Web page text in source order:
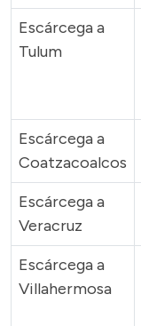
Escárcega a
Tulum
Escárcega a
Coatzacoalcos
Escárcega a
Veracruz
Escárcega a
Villahermosa